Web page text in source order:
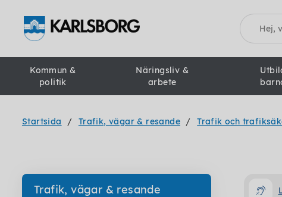
Sök
Kommun &
politik
Näringsliv &
arbete
Startsida Trafik, vägar & resande Trafik och
Trafik, vägar & resande